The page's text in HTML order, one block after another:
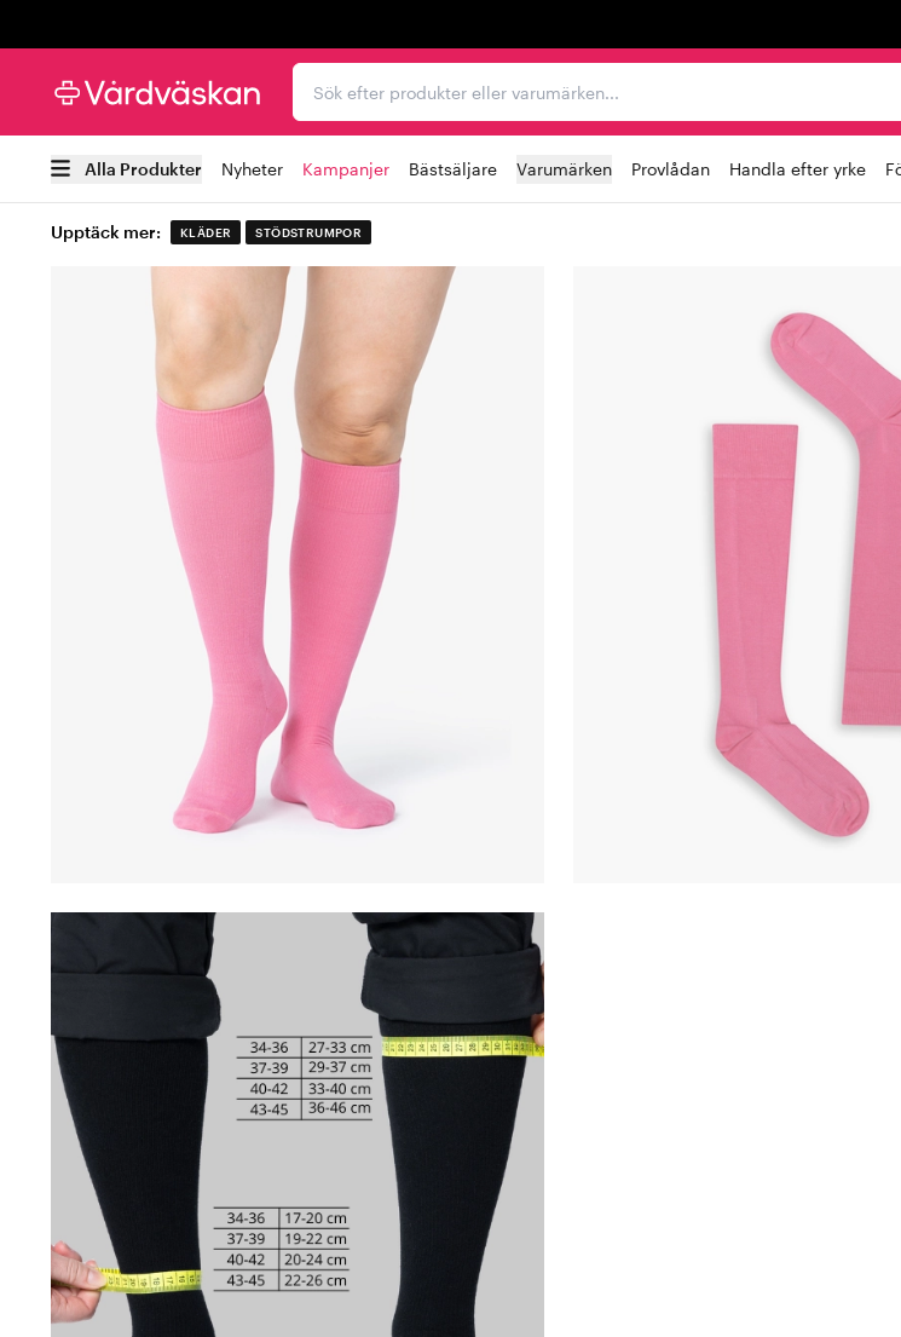
Sök efter produkter eller varumärken...
Alla Produkter Nyheter Kampanjer Bästsäljare Varumärken Provlådan Handla efter yrke
Upptäck mer: KLÄDER STÖDSTRUMPOR